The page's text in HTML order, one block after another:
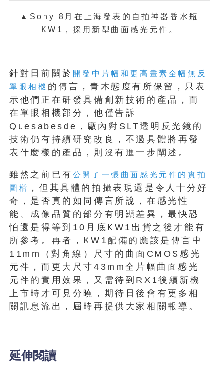
▲Sony 8月在上海發表的自拍神器香水瓶
KW1，採用新型曲面感光元件。
針對日前關於 開發中片幅和更高畫素全幅無反
單眼相機 的傳言，青木態度有所保留，只表
示他們正在研發具備創新技術的產品，而
在單眼相機部分，他僅告訴
Quesabesde，廠內對SLT透明反光鏡的
技術仍有持續研究改良，不過具體將再發
表什麼樣的產品，則沒有進一步闡述。
雖然之前已有 公開了一張曲面感光元件的實拍
圖檔
，但其具體的拍攝表現還是令人十分好
奇，是否真的如同傳言所說，在感光性
能、成像品質的部分有明顯差異，最快恐
怕還是得等到10月底KW1出貨之後才能有
所參考。再者，KW1配備的應該是傳言中
11mm（對角線）尺寸的曲面CMOS感光
元件，而更大尺寸43mm全片幅曲面感光
元件的實用效果，又需待到RX1後續新機
上市時才可見分曉，期待日後會有更多相
關訊息流出，屆時再提供大家相關報導。
延伸閱讀